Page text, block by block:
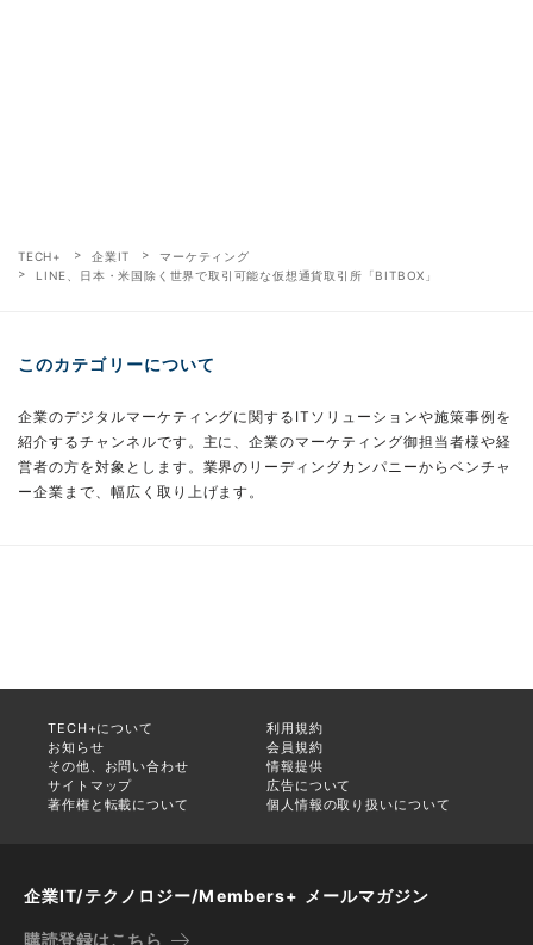
TECH+ 企業IT
マーケティング
LINE、日本・米国除く世界で取引可能な仮想通貨取引所「BITBOX」
このカテゴリーについて
企業のデジタルマーケティングに関するITソリューションや施策事例を
紹介するチャンネルです。主に、企業のマーケティング御担当者様や経
営者の方を対象とします。業界のリーディングカンパニーからベンチャ
ー企業まで、幅広く取り上げます。
TECH+について
利用規約
お知らせ
会員規約
その他、お問い合わせ
情報提供
サイトマップ
広告について
著作権と転載について
個人情報の取り扱いについて
企業IT/テクノロジー/Members+ メールマガジン
購読登録はこちら